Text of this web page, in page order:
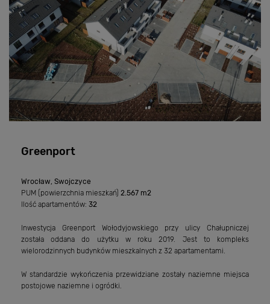
Greenport
Wrocław, Swojczyce
PUM (powierzchnia mieszkań) 2.567 m2
Ilość apartamentów: 32
Inwestycja Greenport Wołodyjowskiego przy ulicy Chałupniczej
została oddana do użytku w roku 2019. Jest to kompleks
wielorodzinnych budynków mieszkalnych z 32 apartamentami.
W standardzie wykończenia przewidziane zostały naziemne miejsca
postojowe naziemne i ogródki.